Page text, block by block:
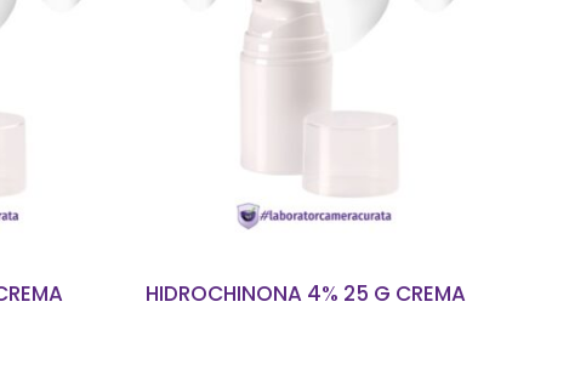
HIDROCHINONA 4% 25 G CREMA